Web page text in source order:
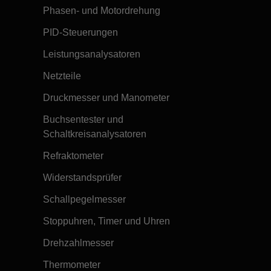
Phasen- und Motordrehung
PID-Steuerungen
Leistungsanalysatoren
Netzteile
Druckmesser und Manometer
Buchsentester und
Schaltkreisanalysatoren
Refraktometer
Widerstandsprüfer
Schallpegelmesser
Stoppuhren, Timer und Uhren
Drehzahlmesser
Thermometer